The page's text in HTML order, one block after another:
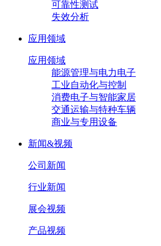
可靠性测试
失效分析
应用领域
应用领域
能源管理与电力电子
工业自动化与控制
消费电子与智能家居
交通运输与特种车辆
商业与专用设备
新闻&视频
公司新闻
行业新闻
展会视频
产品视频